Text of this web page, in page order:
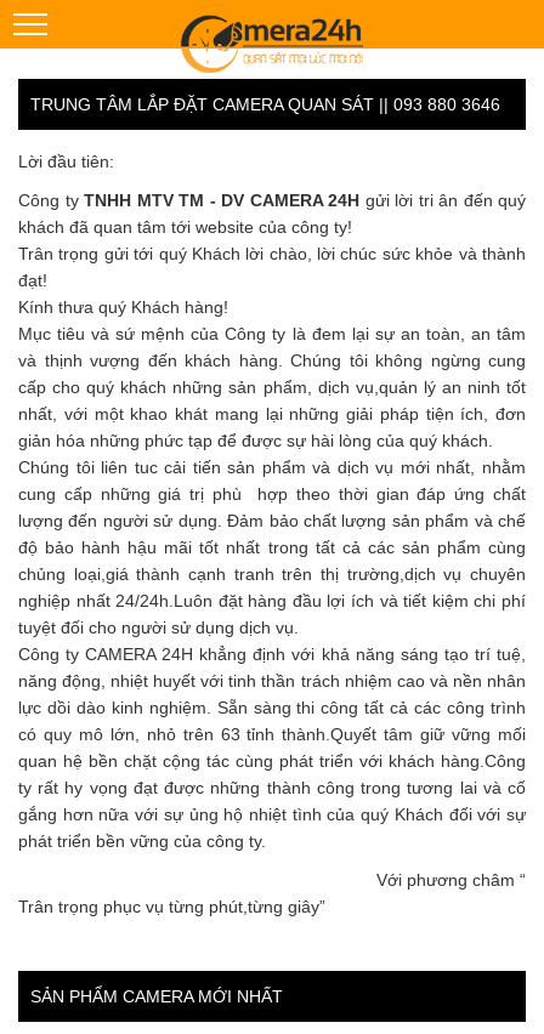
TRUNG TÂM LẮP ĐẶT CAMERA QUAN SÁT || 093 880 3646
Lời đầu tiên:
Công ty TNHH MTV TM - DV CAMERA 24H gửi lời tri ân đến quý
khách đã quan tâm tới website của công ty!
Trân trọng gửi tới quý Khách lời chào, lời chúc sức khỏe và thành
đạt!
Kính thưa quý Khách hàng!
Mục tiêu và sứ mệnh của Công ty là đem lại sự an toàn, an tâm
và thịnh vượng đến khách hàng. Chúng tôi không ngừng cung
cấp cho quý khách những sản phẩm, dịch vụ,quản lý an ninh tốt
nhất, với một khao khát mang lại những giải pháp tiện ích, đơn
giản hóa những phức tạp để được sự hài lòng của quý khách.
Chúng tôi liên tuc cải tiến sản phẩm và dịch vụ mới nhất, nhằm
cung cấp những giá trị phù hợp theo thời gian đáp ứng chất
lượng đến người sử dụng. Đảm bảo chất lượng sản phẩm và chế
độ bảo hành hậu mãi tốt nhất trong tất cả các sản phẩm cùng
chủng loại,giá thành cạnh tranh trên thị trường,dịch vụ chuyên
nghiệp nhất 24/24h.Luôn đặt hàng đầu lợi ích và tiết kiệm chi phí
tuyệt đối cho người sử dụng dịch vụ.
Công ty CAMERA 24H khẳng định với khả năng sáng tạo trí tuệ,
năng động, nhiệt huyết với tinh thần trách nhiệm cao và nền nhân
lực dồi dào kinh nghiệm. Sẵn sàng thi công tất cả các công trình
có quy mô lớn, nhỏ trên 63 tỉnh thành.Quyết tâm giữ vững mối
quan hệ bền chặt cộng tác cùng phát triển với khách hàng.Công
ty rất hy vọng đạt được những thành công trong tương lai và cố
gắng hơn nữa với sự ủng hộ nhiệt tình của quý Khách đối với sự
phát triển bền vững của công ty.
Với phương châm “
Trân trọng phục vụ từng phút,từng giây”
SẢN PHẨM CAMERA MỚI NHẤT